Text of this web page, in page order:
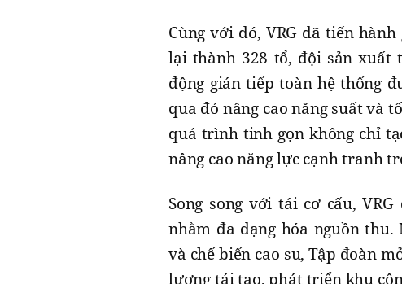
Cùng với đó, VRG đã tiến
lại thành 328 tổ, đội sản xuất
động gián tiếp toàn hệ thống
qua đó nâng cao năng suất và
quá trình tinh gọn không chỉ
nâng cao năng lực cạnh tranh
Song song với tái cơ cấu,
nhằm đa dạng hóa nguồn
và chế biến cao su, Tập đoàn
lượng tái tạo, phát triển khu